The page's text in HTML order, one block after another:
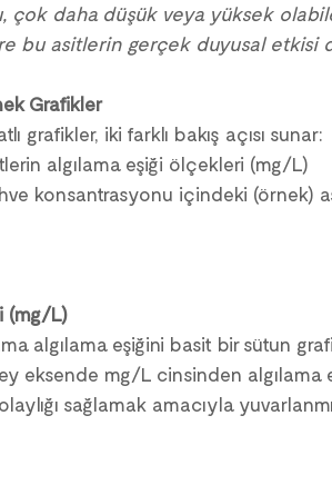
çok daha düşük veya yüksek
bu asitlerin gerçek duyusal etkisi
Grafikler
grafikler, iki farklı bakış açısı sunar:
algılama eşiği ölçekleri (mg/L)
konsantrasyonu içindeki (örnek)
(mg/L)
algılama eşiğini basit bir sütun
eksende mg/L cinsinden algılama
sağlamak amacıyla